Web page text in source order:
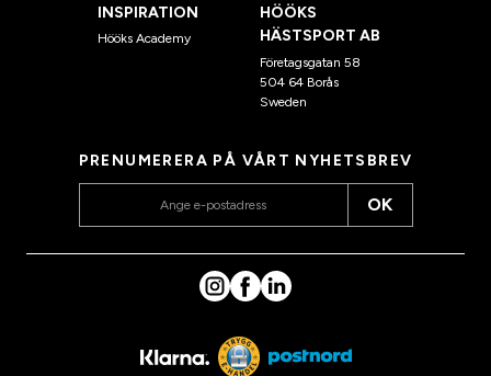
INSPIRATION
Hööks Academy
HÖÖKS
HÄSTSPORT AB
Företagsgatan 58
504 64 Borås
Sweden
PRENUMERERA PÅ VÅRT NYHETSBREV
OK